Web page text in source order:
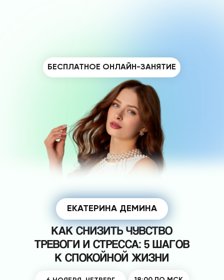
КАК СНИЗИТЬ ЧУВСТВО
ТРЕВОГИ И СТРЕССА: 5 ШАГОВ
К СПОКОЙНОЙ ЖИЗНИ
БЕСПЛАТНОЕ ОНЛАЙН-ЗАНЯТИЕ
ЕКАТЕРИНА ДЕМИНА